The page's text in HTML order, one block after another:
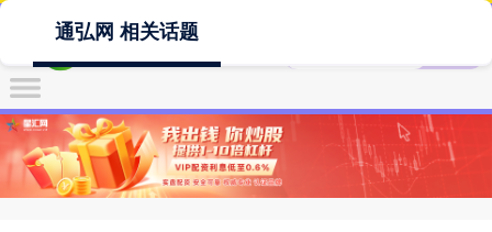
通弘网 相关话题